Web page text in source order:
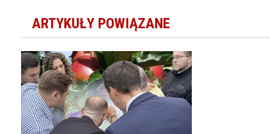
ARTYKUŁY POWIĄZANE